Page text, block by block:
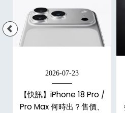
2026-07-23
【快訊】iPhone 18 Pro /
Pro Max 何時出？售價、